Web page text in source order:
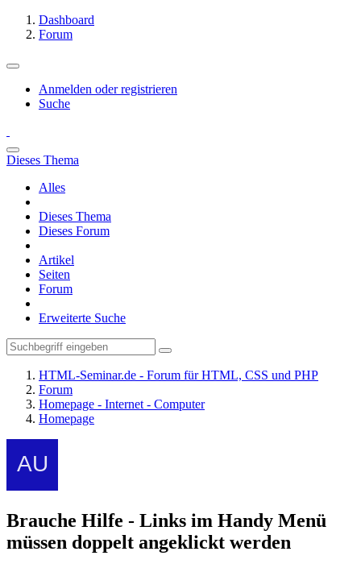
Dashboard
Forum
Anmelden oder registrieren
Suche
Dieses Thema
Alles
Dieses Thema
Dieses Forum
Artikel
Seiten
Forum
Erweiterte Suche
HTML-Seminar.de - Forum für HTML, CSS und PHP
Forum
Homepage - Internet - Computer
Homepage
Brauche Hilfe - Links im Handy Menü
müssen doppelt angeklickt werden